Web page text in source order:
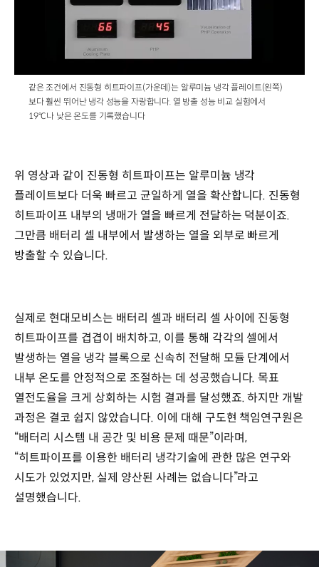
같은 조건에서 진동형 히트파이프(가운데)는 알루미늄 냉각 플레이트(왼쪽)
보다 훨씬 뛰어난 냉각 성능을 자랑합니다. 열 방출 성능 비교 실험에서
19°C나 낮은 온도를 기록했습니다
위 영상과 같이 진동형 히트파이프는 알루미늄 냉각
플레이트보다 더욱 빠르고 균일하게 열을 확산합니다. 진동형
히트파이프 내부의 냉매가 열을 빠르게 전달하는 덕분이죠.
그만큼 배터리 셀 내부에서 발생하는 열을 외부로 빠르게
방출할 수 있습니다.
실제로 현대모비스는 배터리 셀과 배터리 셀 사이에 진동형
히트파이프를 겹겹이 배치하고, 이를 통해 각각의 셀에서
발생하는 열을 냉각 블록으로 신속히 전달해 모듈 단계에서
내부 온도를 안정적으로 조절하는 데 성공했습니다. 목표
열전도율을 크게 상회하는 시험 결과를 달성했죠. 하지만 개발
과정은 결코 쉽지 않았습니다. 이에 대해 구도현 책임연구원은
“배터리 시스템 내 공간 및 비용 문제 때문”이라며,
“히트파이프를 이용한 배터리 냉각기술에 관한 많은 연구와
시도가 있었지만, 실제 양산된 사례는 없습니다”라고
설명했습니다.